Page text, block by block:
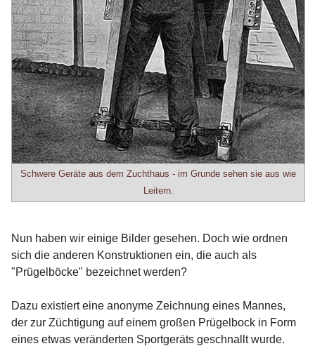
Schwere Geräte aus dem Zuchthaus - im Grunde sehen sie aus wie
Leitern.
Nun haben wir einige Bilder gesehen. Doch wie ordnen
sich die anderen Konstruktionen ein, die auch als
"Prügelböcke" bezeichnet werden?
Dazu existiert eine anonyme Zeichnung eines Mannes,
der zur Züchtigung auf einem großen Prügelbock in Form
eines etwas veränderten Sportgeräts geschnallt wurde.